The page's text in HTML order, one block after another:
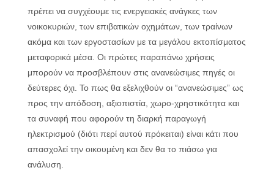
πρέπει να συγχέουμε τις ενεργειακές ανάγκες των
νοικοκυριών, των επιβατικών οχημάτων, των τραίνων
ακόμα και των εργοστασίων με τα μεγάλου εκτοπίσματος
μεταφορικά μέσα. Οι πρώτες παραπάνω χρήσεις
μπορούν να προσβλέπουν στις ανανεώσιμες πηγές οι
δεύτερες όχι. Το πως θα εξελιχθούν οι “ανανεώσιμες” ως
προς την απόδοση, αξιοπιστία, χωρο-χρηστικότητα και
τα συναφή που αφορούν τη διαρκή παραγωγή
ηλεκτρισμού (διότι περί αυτού πρόκειται) είναι κάτι που
απασχολεί την οικουμένη και δεν θα το πιάσω για
ανάλυση.